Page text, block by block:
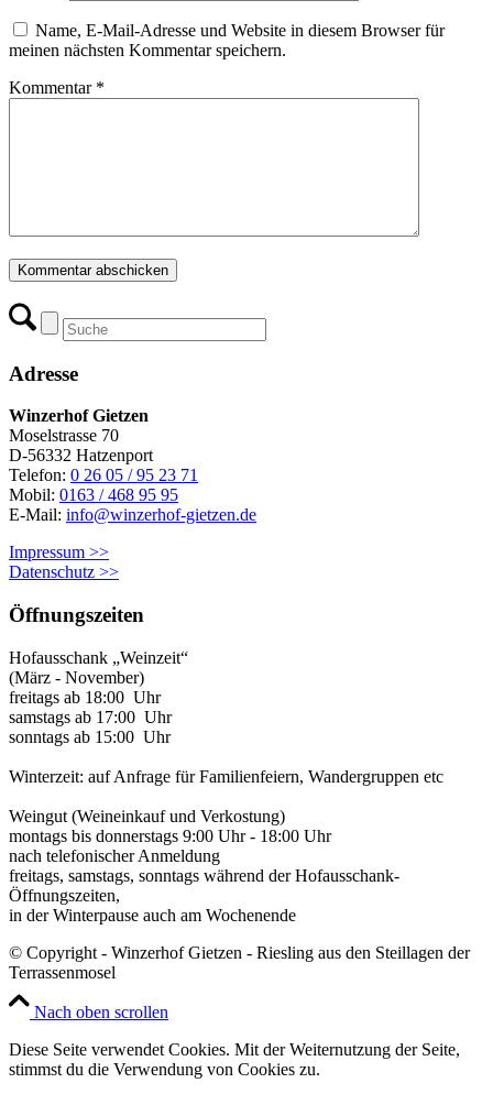
Name, E-Mail-Adresse und Website in diesem Browser für
meinen nächsten Kommentar speichern.
Kommentar *
Adresse
Winzerhof Gietzen
Moselstrasse 70
D-56332 Hatzenport
Telefon: 0 26 05 / 95 23 71
Mobil: 0163 / 468 95 95
E-Mail: info@winzerhof-gietzen.de
Impressum >>
Datenschutz >>
Öffnungszeiten
Hofausschank „Weinzeit“
(März - November)
freitags ab 18:00 Uhr
samstags ab 17:00 Uhr
sonntags ab 15:00 Uhr
Winterzeit: auf Anfrage für Familienfeiern, Wandergruppen etc
Weingut (Weineinkauf und Verkostung)
montags bis donnerstags 9:00 Uhr - 18:00 Uhr
nach telefonischer Anmeldung
freitags, samstags, sonntags während der Hofausschank-
Öffnungszeiten,
in der Winterpause auch am Wochenende
© Copyright - Winzerhof Gietzen - Riesling aus den Steillagen der
Terrassenmosel
Nach oben scrollen
Diese Seite verwendet Cookies. Mit der Weiternutzung der Seite,
stimmst du die Verwendung von Cookies zu.